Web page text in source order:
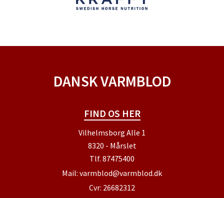
DANSK VARMBLOD
FIND OS HER
Vilhelmsborg Alle 1
8320 - Mårslet
Tlf. 87475400
Mail: varmblod@varmblod.dk
Cvr: 26682312